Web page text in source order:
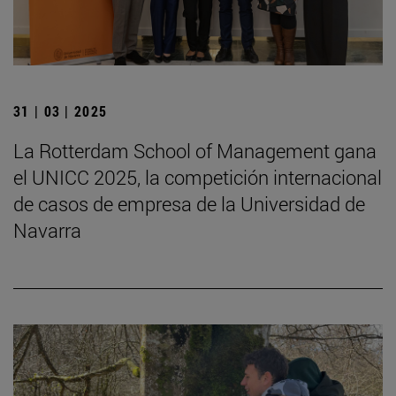
31 | 03 | 2025
La Rotterdam School of Management gana
el UNICC 2025, la competición internacional
de casos de empresa de la Universidad de
Navarra